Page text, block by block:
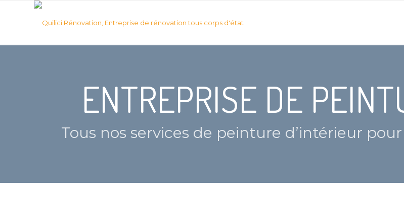
ENTREPRISE DE
Tous nos services de peinture d’intérieur